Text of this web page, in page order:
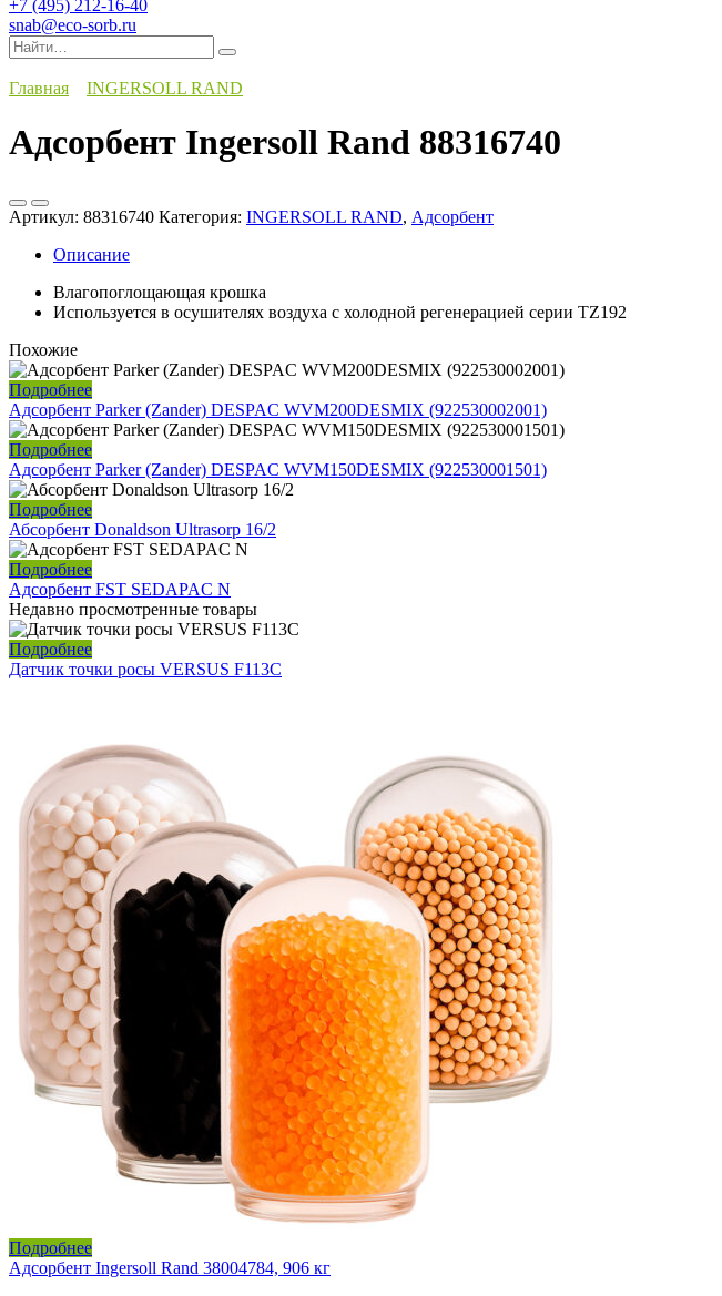
+7 (495) 212-16-40
snab@eco-sorb.ru
Search
for:
Главная
INGERSOLL RAND
Адсорбент Ingersoll Rand 88316740
Артикул: 88316740 Категория: INGERSOLL RAND, Адсорбент
Описание
Влагопоглощающая крошка
Используется в осушителях воздуха с холодной регенерацией серии TZ192
Похожие
Подробнее
Адсорбент Parker (Zander) DESPAC WVM200DESMIX (922530002001)
Подробнее
Адсорбент Parker (Zander) DESPAC WVM150DESMIX (922530001501)
Подробнее
Абсорбент Donaldson Ultrasorp 16/2
Подробнее
Адсорбент FST SEDAPAC N
Недавно просмотренные товары
Подробнее
Датчик точки росы VERSUS F113C
Подробнее
Адсорбент Ingersoll Rand 38004784, 906 кг